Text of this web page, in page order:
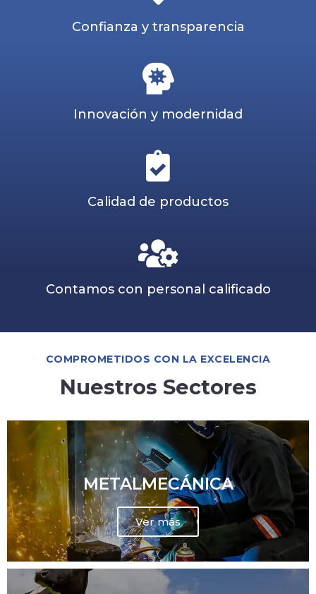
Confianza y transparencia
Innovación y modernidad
Calidad de productos
Contamos con personal calificado
COMPROMETIDOS CON LA EXCELENCIA
Nuestros Sectores
METALMECÁNICA
Ver más